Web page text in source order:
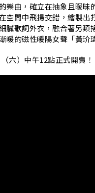
樂曲，確立在抽象且曖昧
空間中飛揚交錯，繪製出
膩歌詞外衣，融合著另
暖的磁性暖陽女聲「黃玠
六）中午12點正式開賣！